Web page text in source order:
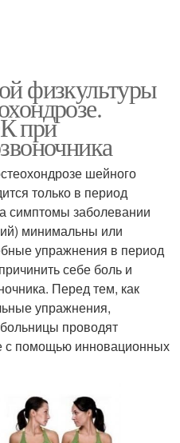
физкультуры
при
шейного
только в период
симптомы заболевании
минимальны или
упражнения в период
себе боль и
Перед тем, как
упражнения,
проводят
с помощью инновационных